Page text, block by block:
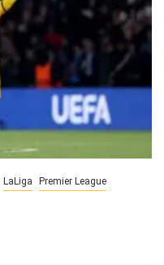
LaLiga Premier League